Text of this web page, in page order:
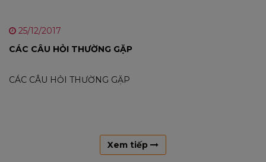
25/12/2017
CÁC CÂU HỎI THƯỜNG GẶP
CÁC CÂU HỎI THƯỜNG GẶP
Xem tiếp